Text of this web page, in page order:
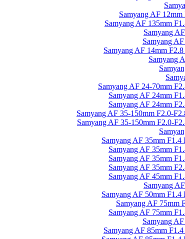
Samyang AF
Samyang AF 135mm
Samyang
Samyang
Samyang AF 14mm
Samyang
Samyang AF 24-70mm
Samyang AF 24mm
Samyang AF 24mm
Samyang AF 35-150mm F2.0-
Samyang AF 35-150mm F2.0-
Samyang AF 35mm
Samyang AF 35mm
Samyang AF 35mm
Samyang AF 35mm
Samyang AF 45mm
Samyang
Samyang AF 50mm
Samyang AF 75mm
Samyang AF 75mm
Samyang
Samyang AF 85mm